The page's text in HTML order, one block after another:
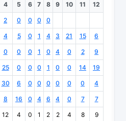
4 5 6 7 8 9 10 11 12
2 0 0 0 0
4 5 0 1 4 3 21 15 6
0 0 0 1 0 4 0 2 9
25 0 0 0 1 0 0 14 19
30 6 0 0 0 0 0 0 4
8 16 0 4 6 4 0 7 7
12 4 0 1 2 2 4 8 9